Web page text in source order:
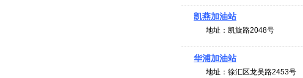
凯燕加油站
地址： 凯旋路2048号
华浦加油站
地址： 徐汇区龙吴路2453号